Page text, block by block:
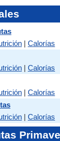
| Calorías
| Calorías
| Calorías
| Calorías